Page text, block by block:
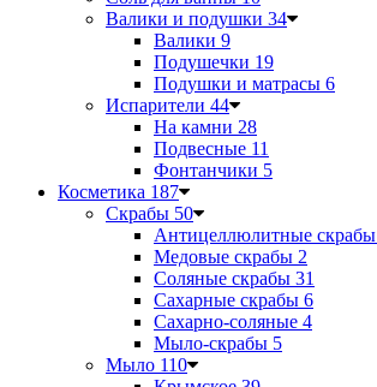
Валики и подушки 34
Валики 9
Подушечки 19
Подушки и матрасы 6
Испарители 44
На камни 28
Подвесные 11
Фонтанчики 5
Косметика 187
Скрабы 50
Антицеллюлитные скрабы
Медовые скрабы 2
Соляные скрабы 31
Сахарные скрабы 6
Сахарно-соляные 4
Мыло-скрабы 5
Мыло 110